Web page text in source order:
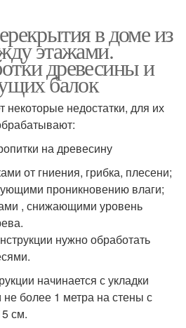
в доме из
этажами.
древесины и
балок
недостатки, для их
на древесину
от гниения, грибка, плесени;
проникновению влаги;
, снижающими уровень
нужно обработать
начинается с укладки
более 1 метра на стены с
см.